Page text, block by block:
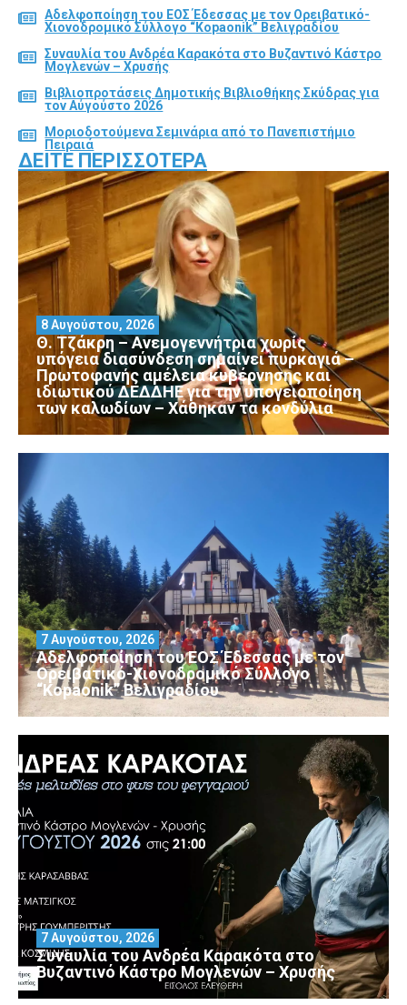
Αδελφοποίηση του ΕΟΣ Έδεσσας με τον Ορειβατικό-
Χιονοδρομικό Σύλλογο “Kopaonik” Βελιγραδίου
Συναυλία του Ανδρέα Καρακότα στο Βυζαντινό Κάστρο
Μογλενών – Χρυσής
Βιβλιοπροτάσεις Δημοτικής Βιβλιοθήκης Σκύδρας για
τον Αύγούστο 2026
Μοριοδοτούμενα Σεμινάρια από το Πανεπιστήμιο
Πειραιά
ΔΕΊΤΕ ΠΕΡΙΣΣΌΤΕΡΑ
Θ. Τζάκρη – Ανεμογεννήτρια χωρίς
υπόγεια διασύνδεση σημαίνει πυρκαγιά –
Πρωτοφανής αμέλεια κυβέρνησης και
ιδιωτικού ΔΕΔΔΗΕ για την υπογειοποίηση
των καλωδίων – Χάθηκαν τα κονδύλια
8 Αυγούστου, 2026
Αδελφοποίηση του ΕΟΣ Έδεσσας με τον
Ορειβατικό-Χιονοδρομικό Σύλλογο
“Kopaonik” Βελιγραδίου
7 Αυγούστου, 2026
Συναυλία του Ανδρέα Καρακότα στο
Βυζαντινό Κάστρο Μογλενών – Χρυσής
7 Αυγούστου, 2026